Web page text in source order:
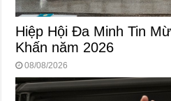
Hiệp Hội Đa Minh Tin
Khấn năm 2026
08/08/2026